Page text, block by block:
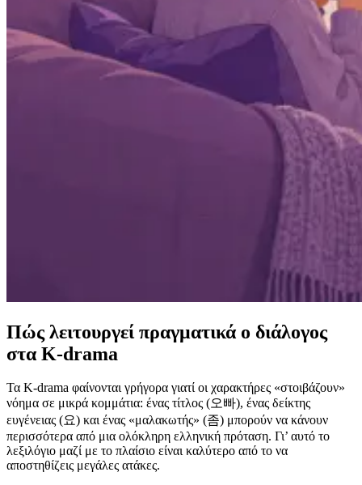
Πώς λειτουργεί πραγματικά ο διάλογος
στα K-drama
Τα K-drama φαίνονται γρήγορα γιατί οι χαρακτήρες «στοιβάζουν»
νόημα σε μικρά κομμάτια: ένας τίτλος (오빠), ένας δείκτης
ευγένειας (요) και ένας «μαλακωτής» (좀) μπορούν να κάνουν
περισσότερα από μια ολόκληρη ελληνική πρόταση. Γι’ αυτό το
λεξιλόγιο μαζί με το πλαίσιο είναι καλύτερο από το να
αποστηθίζεις μεγάλες ατάκες.